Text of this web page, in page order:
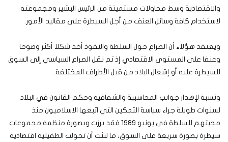
والاقتصادية وسط محاولات مستميتة من الرئيس البشير ومجموعته
لاستخدام كافة وسائل العنف من أجل السيطرة على مقاليد الأمور.
ويعتقد هؤلاء أن الصراع حول السلطة والنفوذ أخذ شكلا أكثر وضوحا
وعنفا على المستوى الاقتصادي إذ تم نقل الصراع السياسي إلى السوق
للسيطرة عليه أو إشعال البلاد من قبل الأطراف المختلفة.
ونسبة لإهدار جوانب المحاسبية والشفافية وحكم القانون في البلاد
لسنوات طويلة جراء سياسة التمكين التي اتبعها الاسلاميون منذ
مجيئهم للسلطة في يونيو 1989 فقد برزت وبصورة منظمة مجموعات
سيطرة بصورة سريعة على السوق، ما لبثت أن تحولت الطفيلية اقتصادية